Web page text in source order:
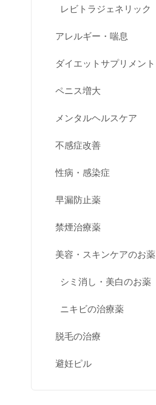
レビトラジェネリック
アレルギー・喘息
ダイエットサプリメント
ペニス増大
メンタルヘルスケア
不感症改善
性病・感染症
早漏防止薬
禁煙治療薬
美容・スキンケアのお薬
シミ消し・美白のお薬
ニキビの治療薬
脱毛の治療
避妊ピル